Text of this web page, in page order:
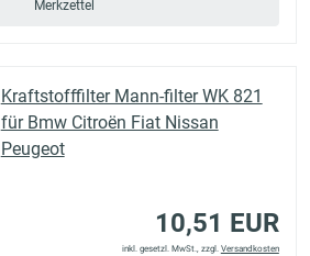
Merkzettel
Kraftstofffilter Mann-filter WK 821
für Bmw Citroën Fiat Nissan
Peugeot
10,51 EUR
inkl. gesetzl. MwSt., zzgl. Versandkosten